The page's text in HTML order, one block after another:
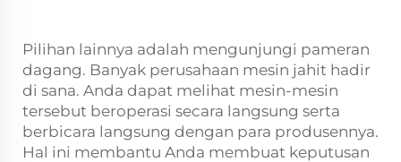
Pilihan lainnya adalah mengunjungi pameran
dagang. Banyak perusahaan mesin jahit hadir
di sana. Anda dapat melihat mesin-mesin
tersebut beroperasi secara langsung serta
berbicara langsung dengan para produsennya.
Hal ini membantu Anda membuat keputusan